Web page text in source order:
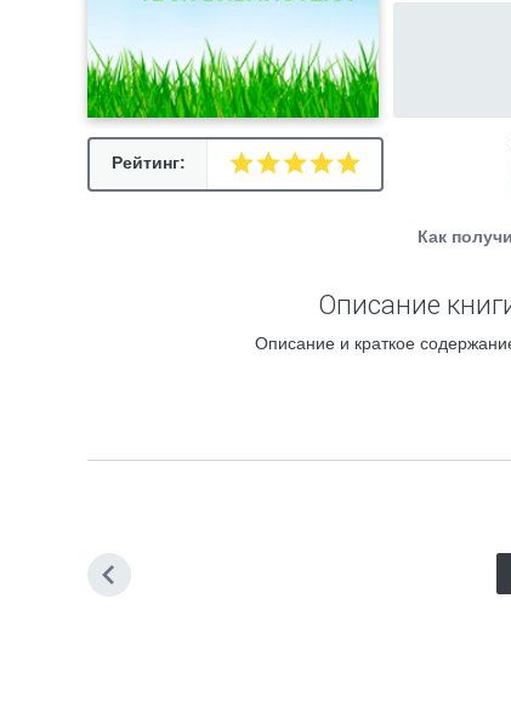
Рейтинг:
Как
Описание
Описание и краткое